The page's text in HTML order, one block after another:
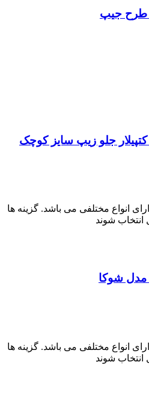
انواع مختلفی می باشد. گزینه ها
شوند
انواع مختلفی می باشد. گزینه ها
شوند